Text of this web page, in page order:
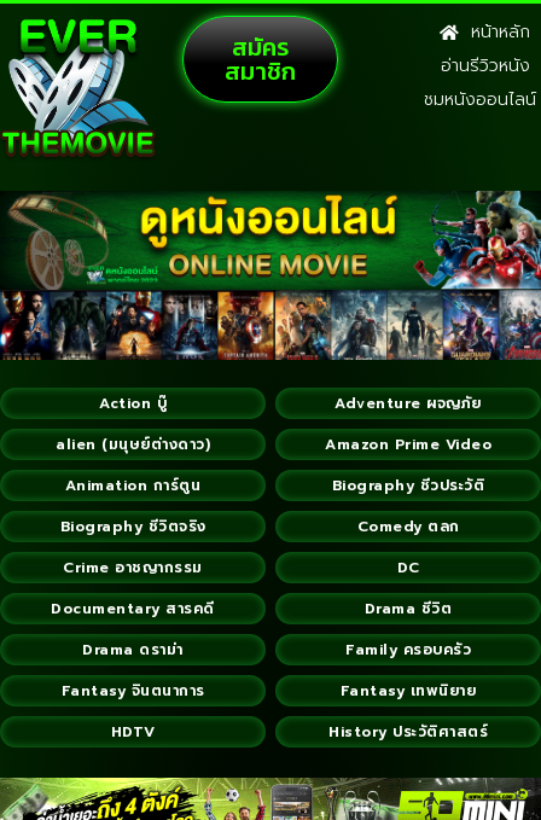
สมัคร
สมาชิก
หน้าหลัก
อ่านรีวิวหนัง
ชมหนังออนไลน์
Action บู๊
Adventure ผจญภัย
alien (มนุษย์ต่างดาว)
Amazon Prime Video
Animation การ์ตูน
Biography ชีวประวัติ
Biography ชีวิตจริง
Comedy ตลก
Crime อาชญากรรม
DC
Documentary สารคดี
Drama ชีวิต
Drama ดราม่า
Family ครอบครัว
Fantasy จินตนาการ
Fantasy เทพนิยาย
HDTV
History ประวัติศาสตร์